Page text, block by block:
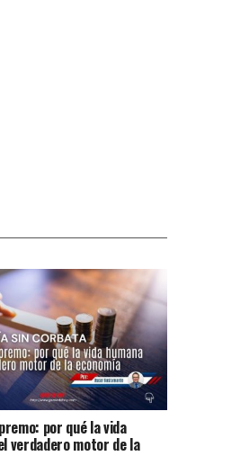
por qué la vida
verdadero motor de la